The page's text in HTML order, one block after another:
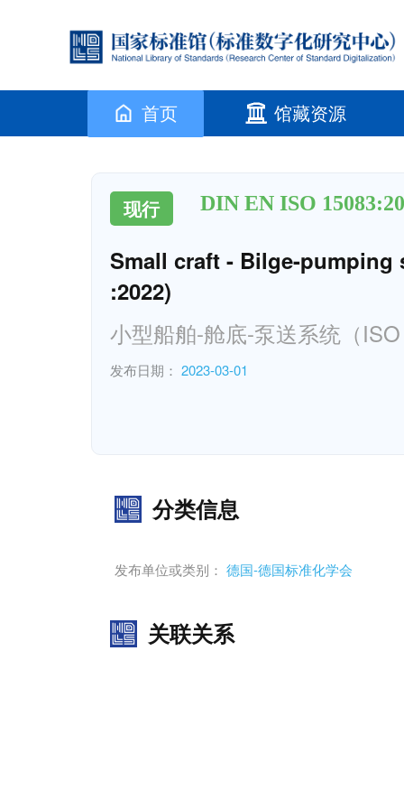
首页 馆藏资源
现行 DIN EN ISO
Small craft - Bilge-pumping
:2022)
小型船舶-舱底-泵送系统（
发布日期： 2023-03-01
分类信息
发布单位或类别： 德国-德国标准化学会
关联关系